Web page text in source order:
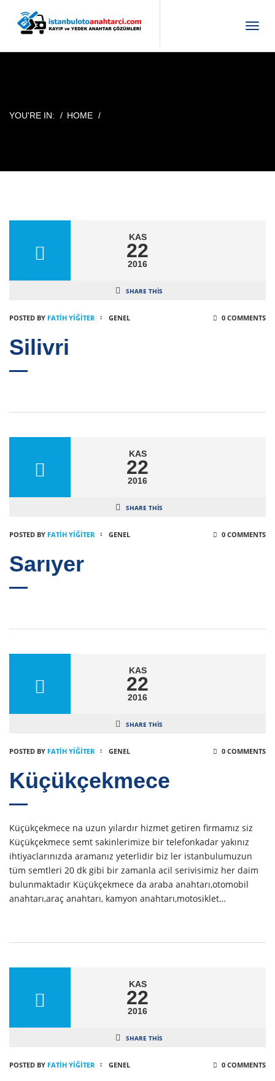
T
g
YOU'RE IN: HOME
KAS
22
2016
SHARE THIS
POSTED BY FATIH YİĞİTER GENEL 0 COMMENTS
Silivri
KAS
22
2016
SHARE THIS
POSTED BY FATIH YİĞİTER GENEL 0 COMMENTS
Sarıyer
KAS
22
2016
SHARE THIS
POSTED BY FATIH YİĞİTER GENEL 0 COMMENTS
Küçükçekmece
Küçükçekmece na uzun yılardır hizmet getiren firmamız siz
Küçükçekmece semt sakinlerimize bir telefonkadar yakınız
ihtiyaclarınızda aramanız yeterlidir biz ler istanbulumuzun
tüm semtleri 20 dk gibi bir zamanla acil serivisimiz her daim
bulunmaktadır Küçükçekmece da araba anahtarı,otomobil
anahtarı,araç anahtarı, kamyon anahtarı,motosiklet…
KAS
22
2016
SHARE THIS
POSTED BY FATIH YİĞİTER GENEL 0 COMMENTS